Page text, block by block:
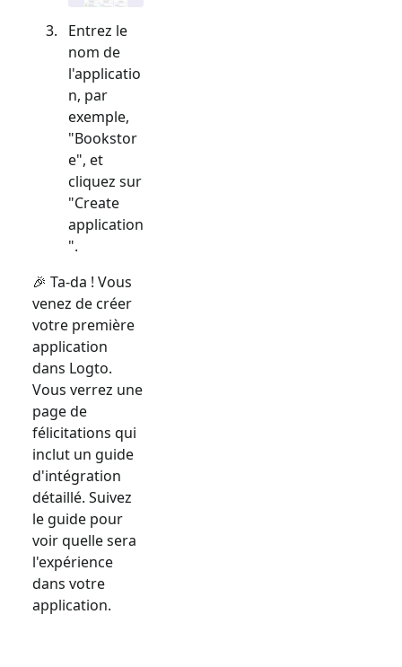
Entrez le
nom de
l'applicatio
n, par
exemple,
"Bookstor
e", et
cliquez sur
"Create
application
".
🎉 Ta-da ! Vous
venez de créer
votre première
application
dans Logto.
Vous verrez une
page de
félicitations qui
inclut un guide
d'intégration
détaillé. Suivez
le guide pour
voir quelle sera
l'expérience
dans votre
application.